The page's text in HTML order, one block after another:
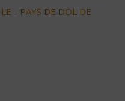
- PAYS DE DOL DE